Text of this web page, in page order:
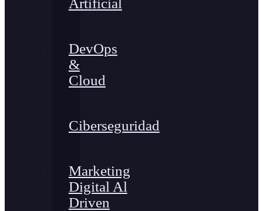
Artificial
DevOps
&
Cloud
Ciberseguridad
Marketing
Digital Al
Driven